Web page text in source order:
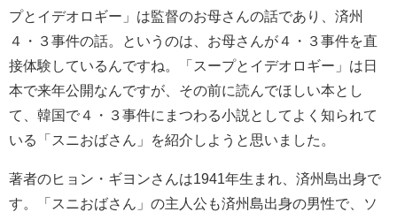
プとイデオロギー」は監督のお母さんの話であり、済州
４・３事件の話。というのは、お母さんが４・３事件を直
接体験しているんですね。「スープとイデオロギー」は日
本で来年公開なんですが、その前に読んでほしい本とし
て、韓国で４・３事件にまつわる小説としてよく知られて
いる「スニおばさん」を紹介しようと思いました。
著者のヒョン・ギヨンさんは1941年生まれ、済州島出身で
す。「スニおばさん」の主人公も済州島出身の男性で、ソ